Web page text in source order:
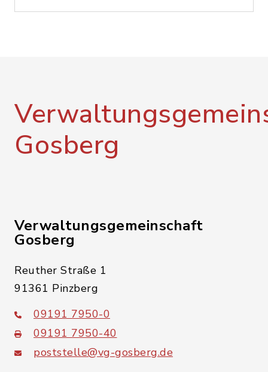
Gosberg
Verwaltungsgemeinschaft
Gosberg
Reuther Straße 1
91361 Pinzberg
09191 7950-0
09191 7950-40
poststelle@vg-gosberg.de